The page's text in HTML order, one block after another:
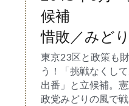
候補
惜敗／みど
東京23区と政策も
う！「挑戦なくし
出番」と立候補。
政党みどりの風で戦